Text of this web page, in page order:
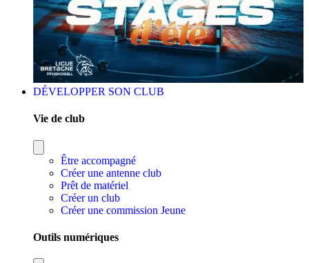
DÉVELOPPER SON CLUB
Vie de club
Être accompagné
Créer une antenne club
Prêt de matériel
Créer un club
Créer une commission Jeune
Outils numériques